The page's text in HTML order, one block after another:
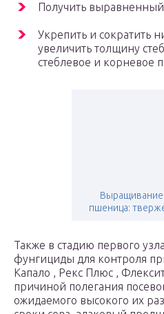
Получить выравненный
Укрепить и сократить
увеличить толщину
стеблевое и корневое
пшеница:
Также в стадию первого
фунгициды для контроля
Капало , Рекс Плюс ,
причиной полегания
ожидаемого высокого их